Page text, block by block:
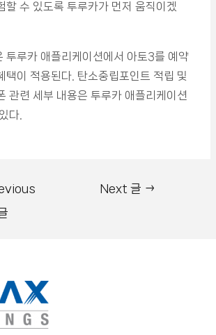
할 수 있도록 투루카가 먼저 움직이겠
투루카 애플리케이션에서 아토3를 예약
택이 적용된다. 탄소중립포인트 적립 및
관련 세부 내용은 투루카 애플리케이션
다.
Next 글 →